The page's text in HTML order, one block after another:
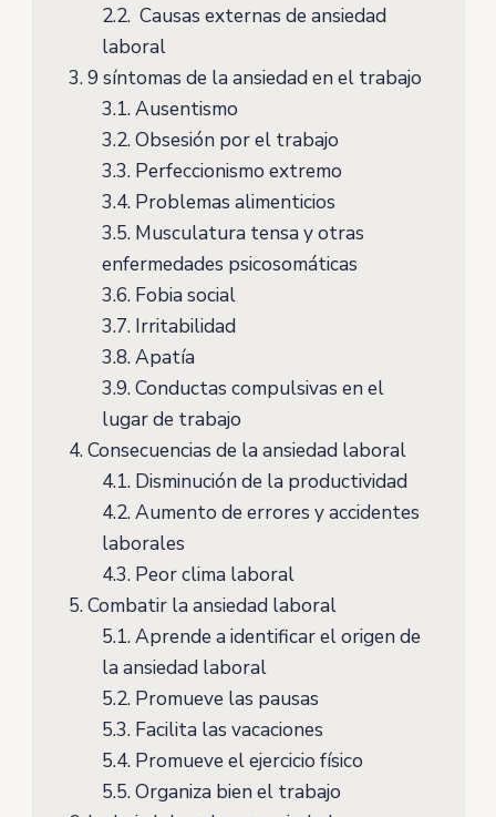
2.2.Causas externas de ansiedad
laboral
3.9 síntomas de la ansiedad en el trabajo
3.1.Ausentismo
3.2.Obsesión por el trabajo
3.3.Perfeccionismo extremo
3.4.Problemas alimenticios
3.5.Musculatura tensa y otras
enfermedades psicosomáticas
3.6.Fobia social
3.7.Irritabilidad
3.8.Apatía
3.9.Conductas compulsivas en el
lugar de trabajo
4.Consecuencias de la ansiedad laboral
4.1.Disminución de la productividad
4.2.Aumento de errores y accidentes
laborales
4.3.Peor clima laboral
5.Combatir la ansiedad laboral
5.1.Aprende a identificar el origen de
la ansiedad laboral
5.2.Promueve las pausas
5.3.Facilita las vacaciones
5.4.Promueve el ejercicio físico
5.5.Organiza bien el trabajo